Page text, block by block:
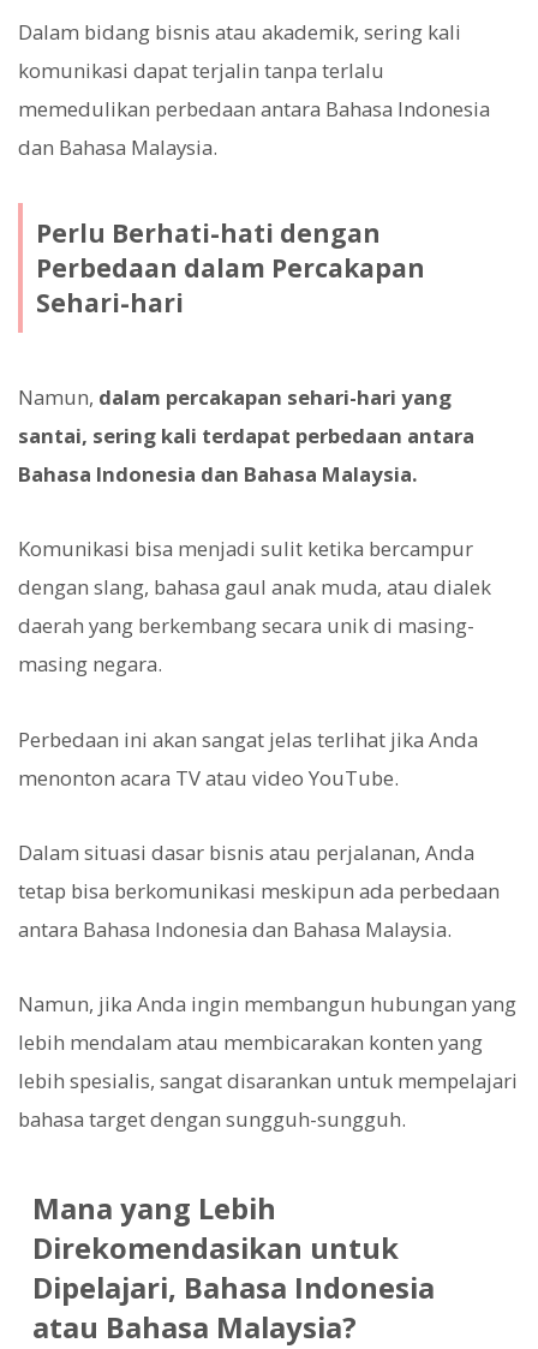
Dalam bidang bisnis atau akademik, sering kali
komunikasi dapat terjalin tanpa terlalu
memedulikan perbedaan antara Bahasa Indonesia
dan Bahasa Malaysia.
Perlu Berhati-hati dengan
Perbedaan dalam Percakapan
Sehari-hari
Namun, dalam percakapan sehari-hari yang
santai, sering kali terdapat perbedaan antara
Bahasa Indonesia dan Bahasa Malaysia.
Komunikasi bisa menjadi sulit ketika bercampur
dengan slang, bahasa gaul anak muda, atau dialek
daerah yang berkembang secara unik di masing-
masing negara.
Perbedaan ini akan sangat jelas terlihat jika Anda
menonton acara TV atau video YouTube.
Dalam situasi dasar bisnis atau perjalanan, Anda
tetap bisa berkomunikasi meskipun ada perbedaan
antara Bahasa Indonesia dan Bahasa Malaysia.
Namun, jika Anda ingin membangun hubungan yang
lebih mendalam atau membicarakan konten yang
lebih spesialis, sangat disarankan untuk mempelajari
bahasa target dengan sungguh-sungguh.
Mana yang Lebih
Direkomendasikan untuk
Dipelajari, Bahasa Indonesia
atau Bahasa Malaysia?